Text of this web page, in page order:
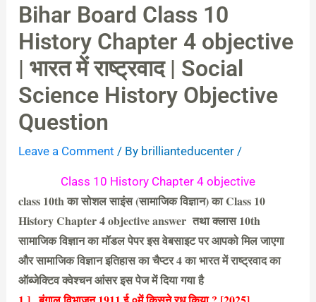
Bihar Board Class 10
History Chapter 4 objective
| भारत में राष्ट्रवाद | Social
Science History Objective
Question
Leave a Comment / By brillianteducenter /
Class 10 History Chapter 4 objective
class 10th का सोशल साइंस (सामाजिक विज्ञान) का Class 10
History Chapter 4 objective answer तथा क्लास 10th
सामाजिक विज्ञान का मॉडल पेपर इस वेबसाइट पर आपको मिल जाएगा
और सामाजिक विज्ञान इतिहास का चैप्टर 4 का भारत में राष्ट्रवाद का
ऑब्जेक्टिव क्वेश्चन आंसर इस पेज में दिया गया है